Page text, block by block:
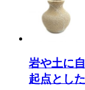
岩や土に
起点とし